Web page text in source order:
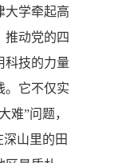
学牵起高
推动党的四
科技的力量
。它不仅实
难”问题，
深山里的田